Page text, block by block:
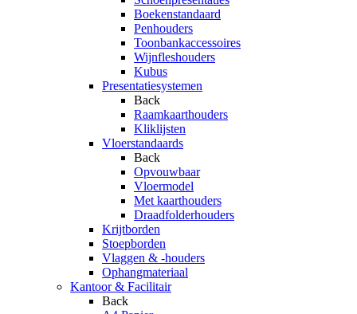
Boekenstandaard
Penhouders
Toonbankaccessoires
Wijnfleshouders
Kubus
Presentatiesystemen
Back
Raamkaarthouders
Kliklijsten
Vloerstandaards
Back
Opvouwbaar
Vloermodel
Met kaarthouders
Draadfolderhouders
Krijtborden
Stoepborden
Vlaggen & -houders
Ophangmateriaal
Kantoor & Facilitair
Back